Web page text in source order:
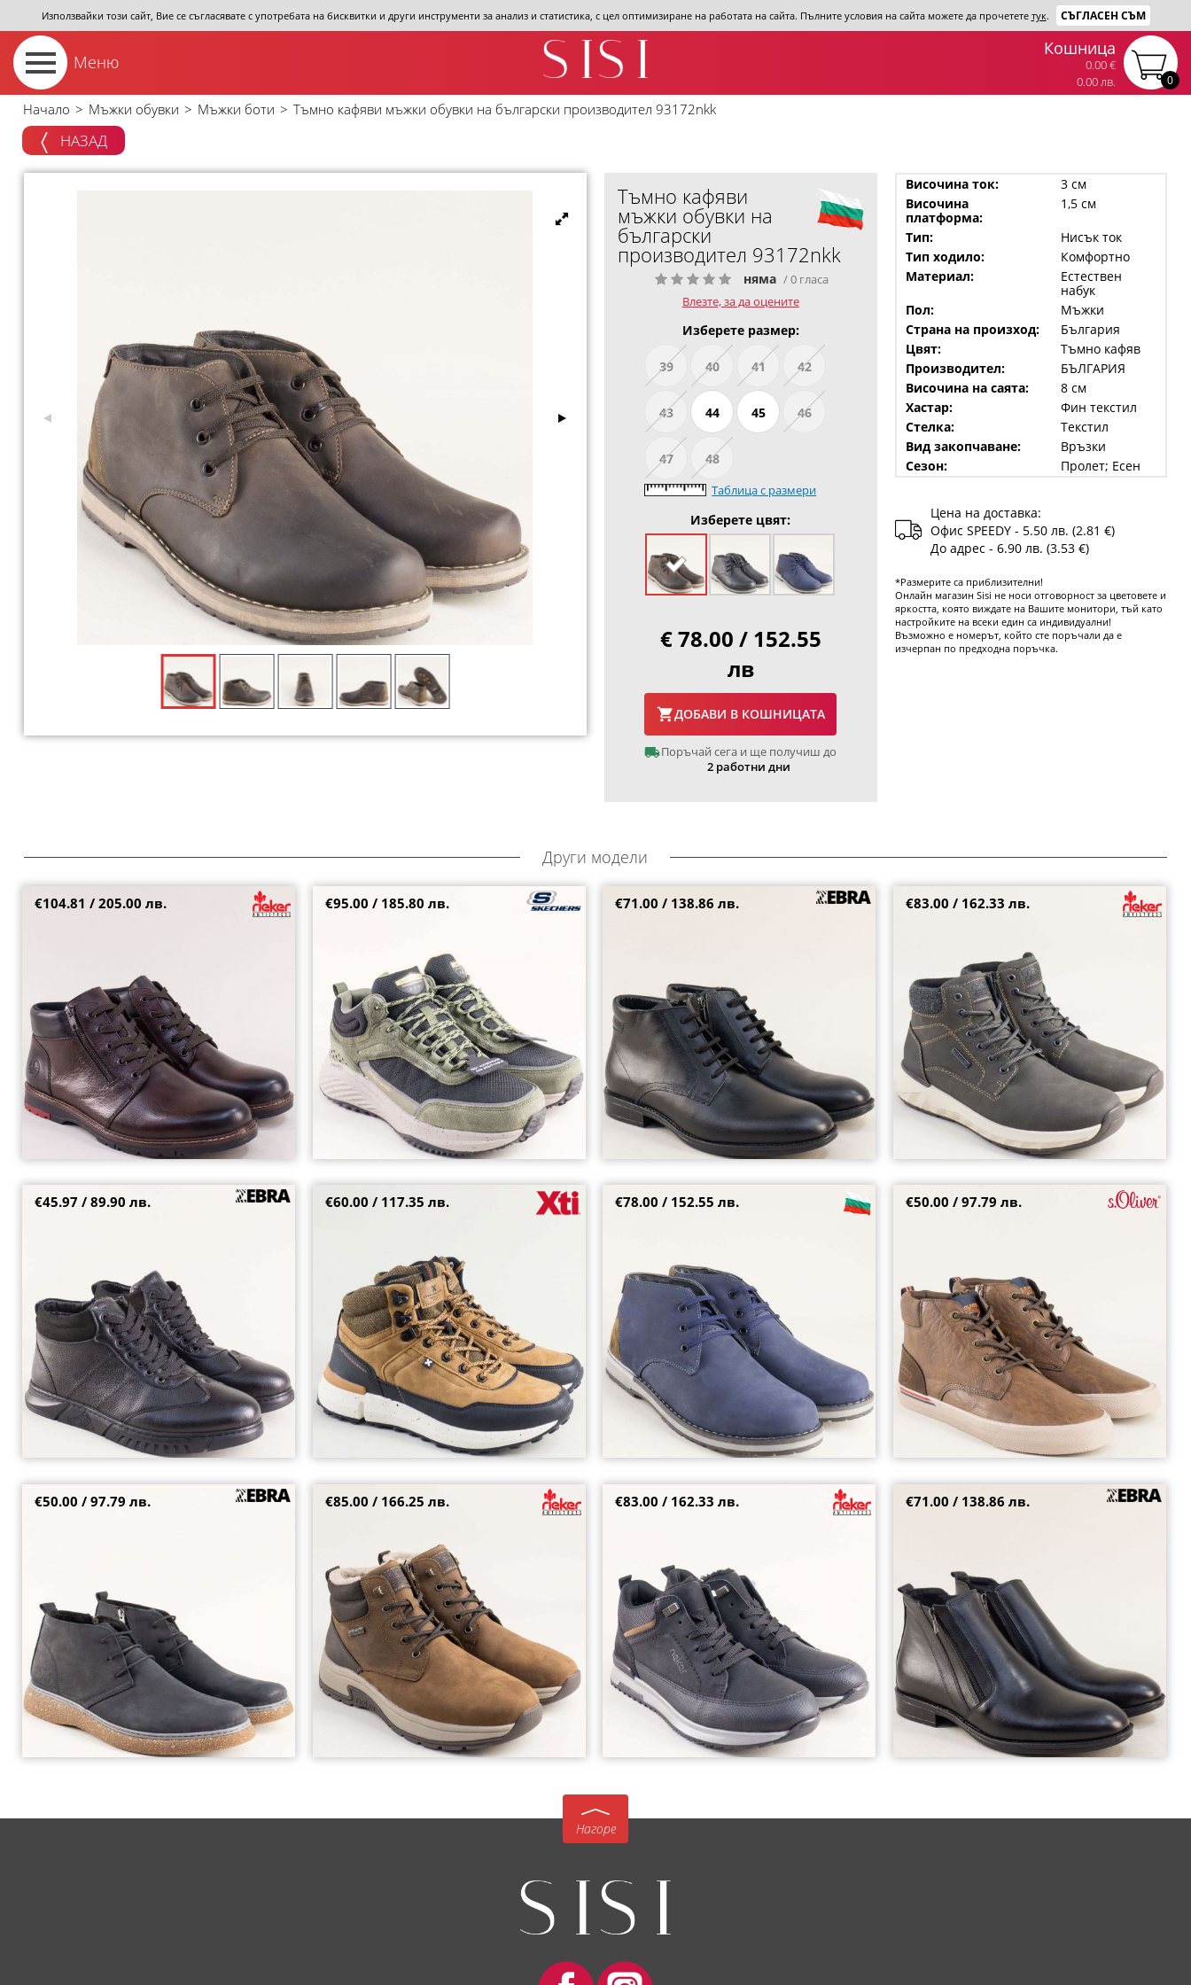
Използвайки този сайт, Вие се съгласявате с употребата на бисквитки и други инструменти за анализ и статистика, с цел оптимизиране на работата на сайта. Пълните условия на сайта можете да прочетете тук. СЪГЛАСЕН СЪМ
Меню
0
Кошница
0.00 €
0.00 лв.
Начало > Мъжки обувки > Мъжки боти > Тъмно кафяви мъжки обувки на български производител 93172nkk
НАЗАД
Тъмно кафяви
мъжки обувки на
български
производител 93172nkk
няма / 0 гласа
Влезте, за да оцените
Изберете размер:
39 40 41 42
43 44 45 46
47 48
Таблица с размери
Изберете цвят:
€ 78.00 / 152.55
лв
ДОБАВИ В КОШНИЦАТА
Поръчай сега и ще получиш до
2 работни дни
Височина ток:
3 см
Височина
платформа:
1,5 см
Тип:
Нисък ток
Тип ходило:
Комфортно
Материал:
Естествен
набук
Пол:
Мъжки
Страна на произход:
България
Цвят:
Тъмно кафяв
Производител:
БЪЛГАРИЯ
Височина на саята:
8 см
Хастар:
Фин текстил
Стелка:
Текстил
Вид закопчаване:
Връзки
Сезон:
Пролет; Есен
Цена на доставка:
Офис SPEEDY - 5.50 лв. (2.81 €)
До адрес - 6.90 лв. (3.53 €)
*Размерите са приблизителни!
Онлайн магазин Sisi не носи отговорност за цветовете и
яркостта, която виждате на Вашите монитори, тъй като
настройките на всеки един са индивидуални!
Възможно е номерът, който сте поръчали да е
изчерпан по предходна поръчка.
Други модели
RIEKER мъжки боти в кафяв цвят с естествен
€104.81 / 205.00 лв.
Мъжки маратонки със система Waterproof в
44
€95.00 / 185.80 лв.
Изчистени мъжки боти с вризки и цип в
€71.00 / 138.86 лв.
Ежедневни мъжки боти на комфортно ходило
44
€83.00 / 162.33 лв.
e1104ch
€45.97 / 89.90 лв.
Мъжки боти в кафяв цвят на комфортно бяло
43
€60.00 / 117.35 лв.
Мъжки обувки тип кларк в син набук с връзки
44
€78.00 / 152.55 лв.
S.OLIVER мъжки спортни боти в кафяв цвят с
€50.00 / 97.79 лв.
ma282nch
€50.00 / 97.79 лв.
Естествен набук мъжки боти RIEKER с топъл
44
€85.00 / 166.25 лв.
Спортни мъжки боти RIEKER на равно
42
€83.00 / 162.33 лв.
Елегантни мъжки боти естествена кожа в
€71.00 / 138.86 лв.
Нагоре